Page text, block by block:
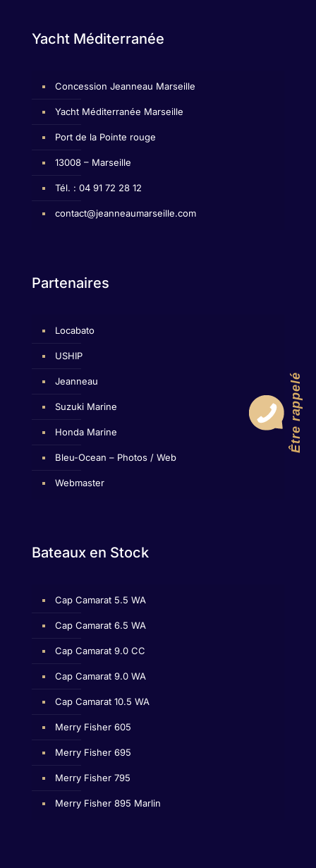
Yacht Méditerranée
Concession Jeanneau Marseille
Yacht Méditerranée Marseille
Port de la Pointe rouge
13008 – Marseille
Tél. : 04 91 72 28 12
contact@jeanneaumarseille.com
Partenaires
Locabato
USHIP
Jeanneau
Suzuki Marine
Honda Marine
Bleu-Ocean – Photos / Web
Webmaster
Bateaux en Stock
Cap Camarat 5.5 WA
Cap Camarat 6.5 WA
Cap Camarat 9.0 CC
Cap Camarat 9.0 WA
Cap Camarat 10.5 WA
Merry Fisher 605
Merry Fisher 695
Merry Fisher 795
Merry Fisher 895 Marlin
Être rappelé